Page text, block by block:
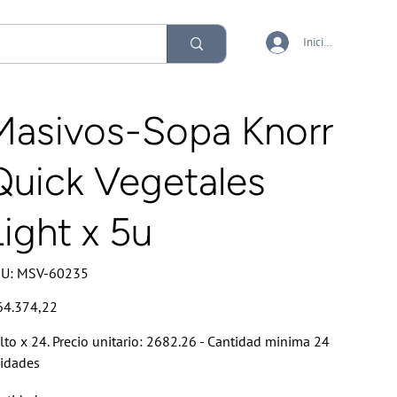
Iniciar sesión
Sopa Knorr
Vegetales
x 5u
SKU
MSV-
MSV-60235
x 24. Precio unitario: 2682.26 - Cantidad minima 24